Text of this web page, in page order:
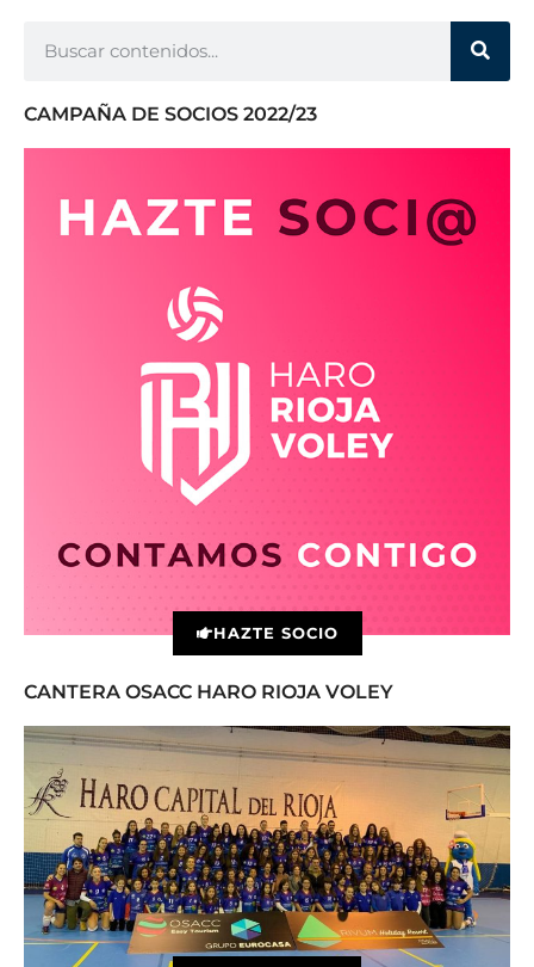
CAMPAÑA DE SOCIOS 2022/23
HAZTE SOCIO
CANTERA OSACC HARO RIOJA VOLEY